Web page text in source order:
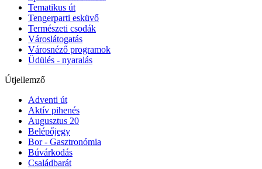
Tematikus út
Tengerparti esküvő
Természeti csodák
Városlátogatás
Városnéző programok
Üdülés - nyaralás
Útjellemző
Adventi út
Aktív pihenés
Augusztus 20
Belépőjegy
Bor - Gasztronómia
Búvárkodás
Családbarát